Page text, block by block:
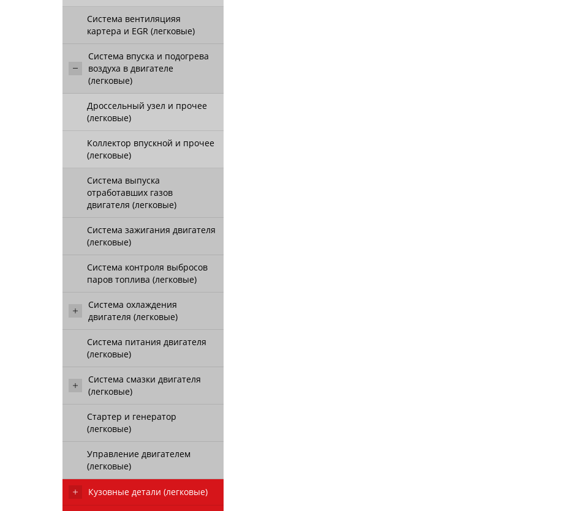
Система вентиляцияя
картера и EGR (легковые)
Система впуска и подогрева
воздуха в двигателе
(легковые)
Дроссельный узел и прочее
(легковые)
Коллектор впускной и прочее
(легковые)
Система выпуска
отработавших газов
двигателя (легковые)
Система зажигания двигателя
(легковые)
Система контроля выбросов
паров топлива (легковые)
Система охлаждения
двигателя (легковые)
Система питания двигателя
(легковые)
Система смазки двигателя
(легковые)
Стартер и генератор
(легковые)
Управление двигателем
(легковые)
Кузовные детали (легковые)